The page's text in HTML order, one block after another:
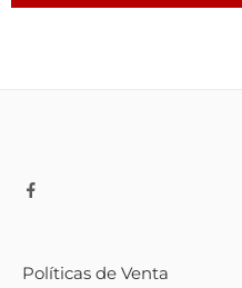
Políticas de Venta